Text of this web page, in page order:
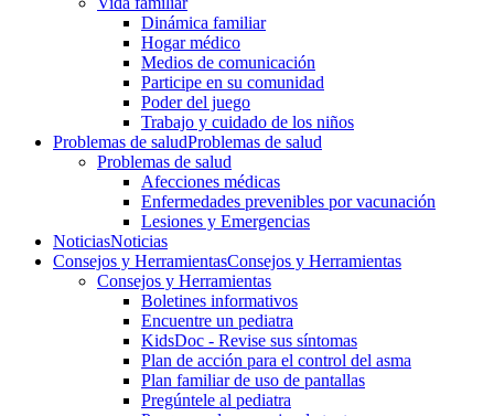
Dinámica familiar
Hogar médico
Medios de comunicación
Participe en su comunidad
Poder del juego
Trabajo y cuidado de los niños
Problemas de saludProblemas de salud
Problemas de salud
Afecciones médicas
Enfermedades prevenibles por vacunación
Lesiones y Emergencias
NoticiasNoticias
Consejos y HerramientasConsejos y Herramientas
Consejos y Herramientas
Boletines informativos
Encuentre un pediatra
KidsDoc - Revise sus síntomas
Plan de acción para el control del asma
Plan familiar de uso de pantallas
Pregúntele al pediatra